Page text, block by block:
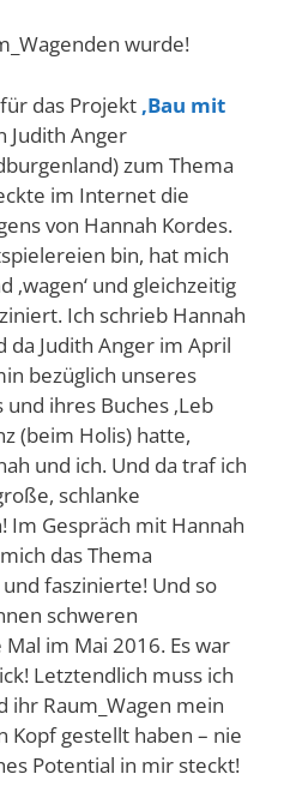
wurde!
das Projekt ‚Bau mit
Judith Anger
zum Thema
im Internet die
von Hannah Kordes.
bin, hat mich
‚wagen‘ und gleichzeitig
Ich schrieb Hannah
da Judith Anger im April
bezüglich unseres
ihres Buches ‚Leb
(beim Holis) hatte,
und ich. Und da traf ich
schlanke
Im Gespräch mit Hannah
das Thema
und faszinierte! Und so
schweren
im Mai 2016. Es war
Letztendlich muss ich
ihr Raum_Wagen mein
Kopf gestellt haben – nie
Potential in mir steckt!